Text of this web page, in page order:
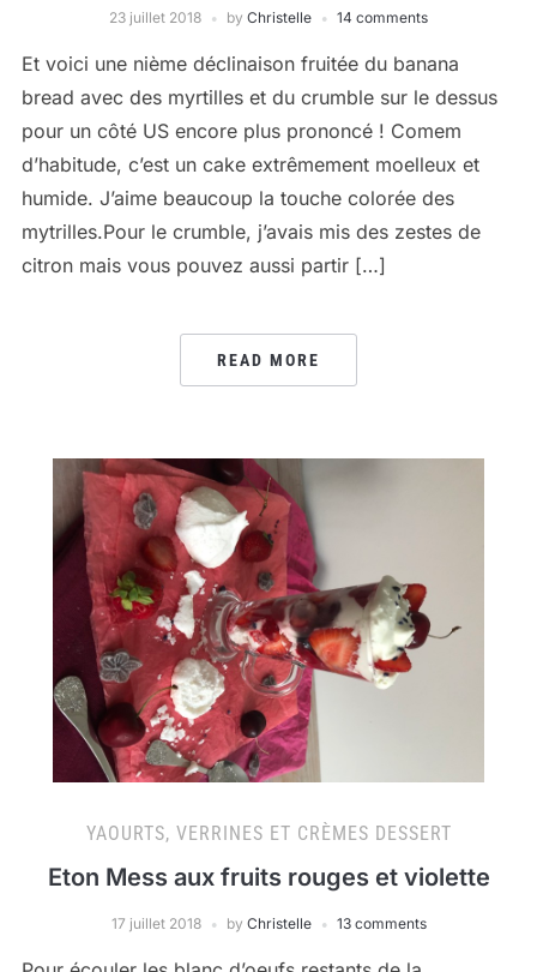
23 juillet 2018 by Christelle 14 comments
Et voici une nième déclinaison fruitée du banana
bread avec des myrtilles et du crumble sur le dessus
pour un côté US encore plus prononcé ! Comem
d’habitude, c’est un cake extrêmement moelleux et
humide. J’aime beaucoup la touche colorée des
mytrilles.Pour le crumble, j’avais mis des zestes de
citron mais vous pouvez aussi partir […]
READ MORE
YAOURTS, VERRINES ET CRÈMES DESSERT
Eton Mess aux fruits rouges et violette
17 juillet 2018 by Christelle 13 comments